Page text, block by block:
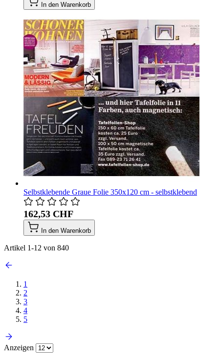
In den Warenkorb
Selbstklebende Graue Folie 350x120 cm - selbstklebend
162,53 CHF
In den Warenkorb
Artikel 1-12 von 840
1
2
3
4
5
Anzeigen